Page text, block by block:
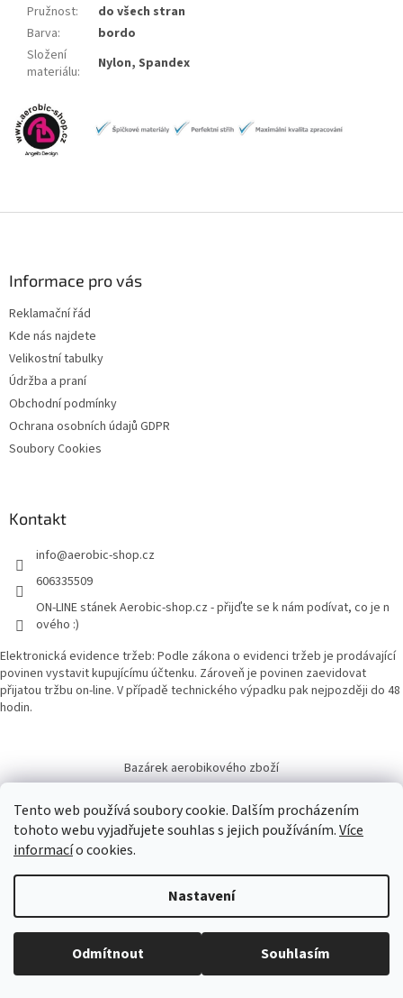
Tento web používá soubory cookie. Dalším procházením
tohoto webu vyjadřujete souhlas s jejich používáním.Více
informacío cookies.
Nastavení
Odmítnout Souhlasím
Pružnost:
do všech stran
Barva:
bordo
Složení
materiálu: Nylon, Spandex
Informace pro vás
Reklamační řád
Kde nás najdete
Velikostní tabulky
Údržba a praní
Obchodní podmínky
Ochrana osobních údajů GDPR
Soubory Cookies
Kontakt
info@aerobic-shop.cz
606335509
ON-LINE stánek Aerobic-shop.cz - přijďte se k nám podívat, co je n
ového :)
Elektronická evidence tržeb: Podle zákona o evidenci tržeb je prodávající
povinen vystavit kupujícímu účtenku. Zároveň je povinen zaevidovat
přijatou tržbu on-line. V případě technického výpadku pak nejpozději do 48
hodin.
Bazárek aerobikového zboží
Copyright 2026Aerobic-shop.cz. Všechna práva vyhrazena.Upravit